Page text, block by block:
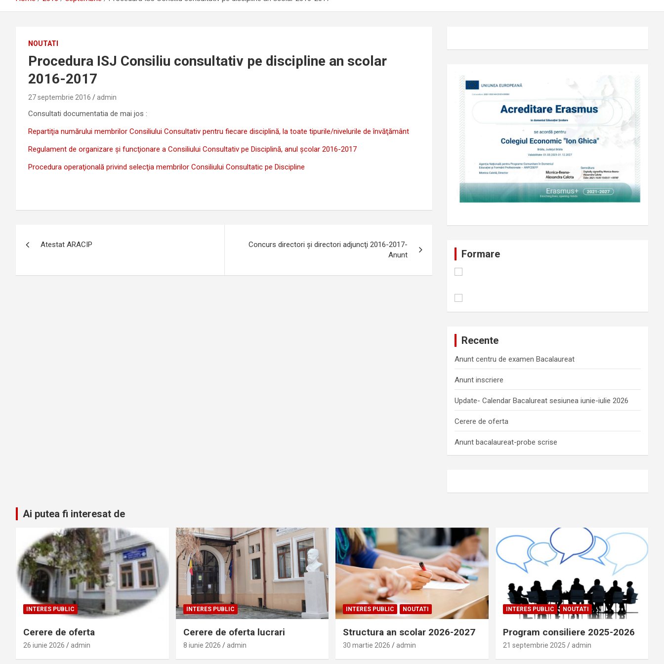
NOUTATI
Procedura ISJ Consiliu consultativ pe discipline an scolar
2016-2017
27 septembrie 2016 admin
Consultati documentatia de mai jos :
Repartiţia numărului membrilor Consiliului Consultativ pentru fiecare disciplină, la toate tipurile/nivelurile de învăţământ
Regulament de organizare şi funcţionare a Consiliului Consultativ pe Disciplină, anul şcolar 2016-2017
Procedura operaţională privind selecţia membrilor Consiliului Consultatic pe Discipline
articole
Atestat ARACIP
Concurs directori şi directori adjuncţi 2016-2017-
Anunt
Formare
Recente
Anunt centru de examen Bacalaureat
Anunt inscriere
Update- Calendar Bacalureat sesiunea iunie-iulie 2026
Cerere de oferta
Anunt bacalaureat-probe scrise
Ai putea fi interesat de
INTERES PUBLIC
Cerere de oferta
26 iunie 2026 admin
INTERES PUBLIC
Cerere de oferta lucrari
8 iunie 2026 admin
INTERES PUBLIC NOUTATI
Structura an scolar 2026-2027
30 martie 2026 admin
INTERES PUBLIC NOUTATI
Program consiliere 2025-2026
21 septembrie 2025 admin